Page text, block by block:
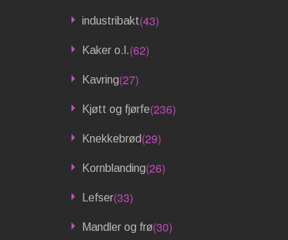
industribakt(43)
Kaker o.l.(62)
Kavring(27)
Kjøtt og fjørfe(236)
Knekkebrød(29)
Kornblanding(26)
Lefser(33)
Mandler og frø(30)